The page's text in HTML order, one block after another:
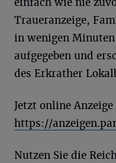
Traueranzeige,
in wenigen
aufgegeben und
des Erkrather
Jetzt online Anzeige
https://
Nutzen Sie die